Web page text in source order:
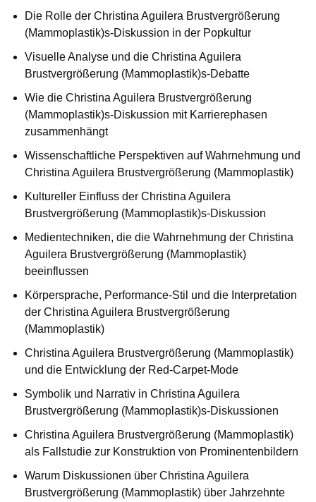
Die Rolle der Christina Aguilera Brustvergrößerung
(Mammoplastik)s-Diskussion in der Popkultur
Visuelle Analyse und die Christina Aguilera
Brustvergrößerung (Mammoplastik)s-Debatte
Wie die Christina Aguilera Brustvergrößerung
(Mammoplastik)s-Diskussion mit Karrierephasen
zusammenhängt
Wissenschaftliche Perspektiven auf Wahrnehmung und
Christina Aguilera Brustvergrößerung (Mammoplastik)
Kultureller Einfluss der Christina Aguilera
Brustvergrößerung (Mammoplastik)s-Diskussion
Medientechniken, die die Wahrnehmung der Christina
Aguilera Brustvergrößerung (Mammoplastik)
beeinflussen
Körpersprache, Performance-Stil und die Interpretation
der Christina Aguilera Brustvergrößerung
(Mammoplastik)
Christina Aguilera Brustvergrößerung (Mammoplastik)
und die Entwicklung der Red-Carpet-Mode
Symbolik und Narrativ in Christina Aguilera
Brustvergrößerung (Mammoplastik)s-Diskussionen
Christina Aguilera Brustvergrößerung (Mammoplastik)
als Fallstudie zur Konstruktion von Prominentenbildern
Warum Diskussionen über Christina Aguilera
Brustvergrößerung (Mammoplastik) über Jahrzehnte